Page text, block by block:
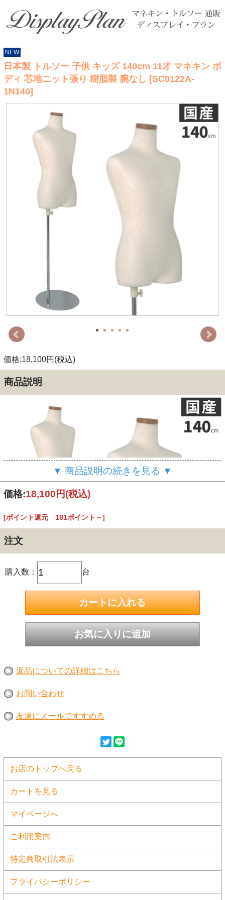
NEW
日本製 トルソー 子供 キッズ 140cm 11才 マネキン ボ
ディ 芯地ニット張り 樹脂製 腕なし [SC0122A-
1N140]
価格:18,100円(税込)
商品説明
▼ 商品説明の続きを見る ▼
価格:18,100円(税込)
[ポイント還元 181ポイント～]
注文
購入数： 台
返品についての詳細はこちら
お問い合わせ
友達にメールですすめる
お店のトップへ戻る
カートを見る
マイページへ
ご利用案内
特定商取引法表示
プライバシーポリシー